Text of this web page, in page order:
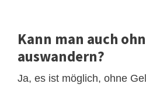
Kann man auch
auswandern?
Ja, es ist möglich, ohne